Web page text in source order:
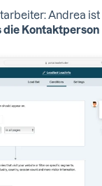
Andrea ist
die Kontaktperson